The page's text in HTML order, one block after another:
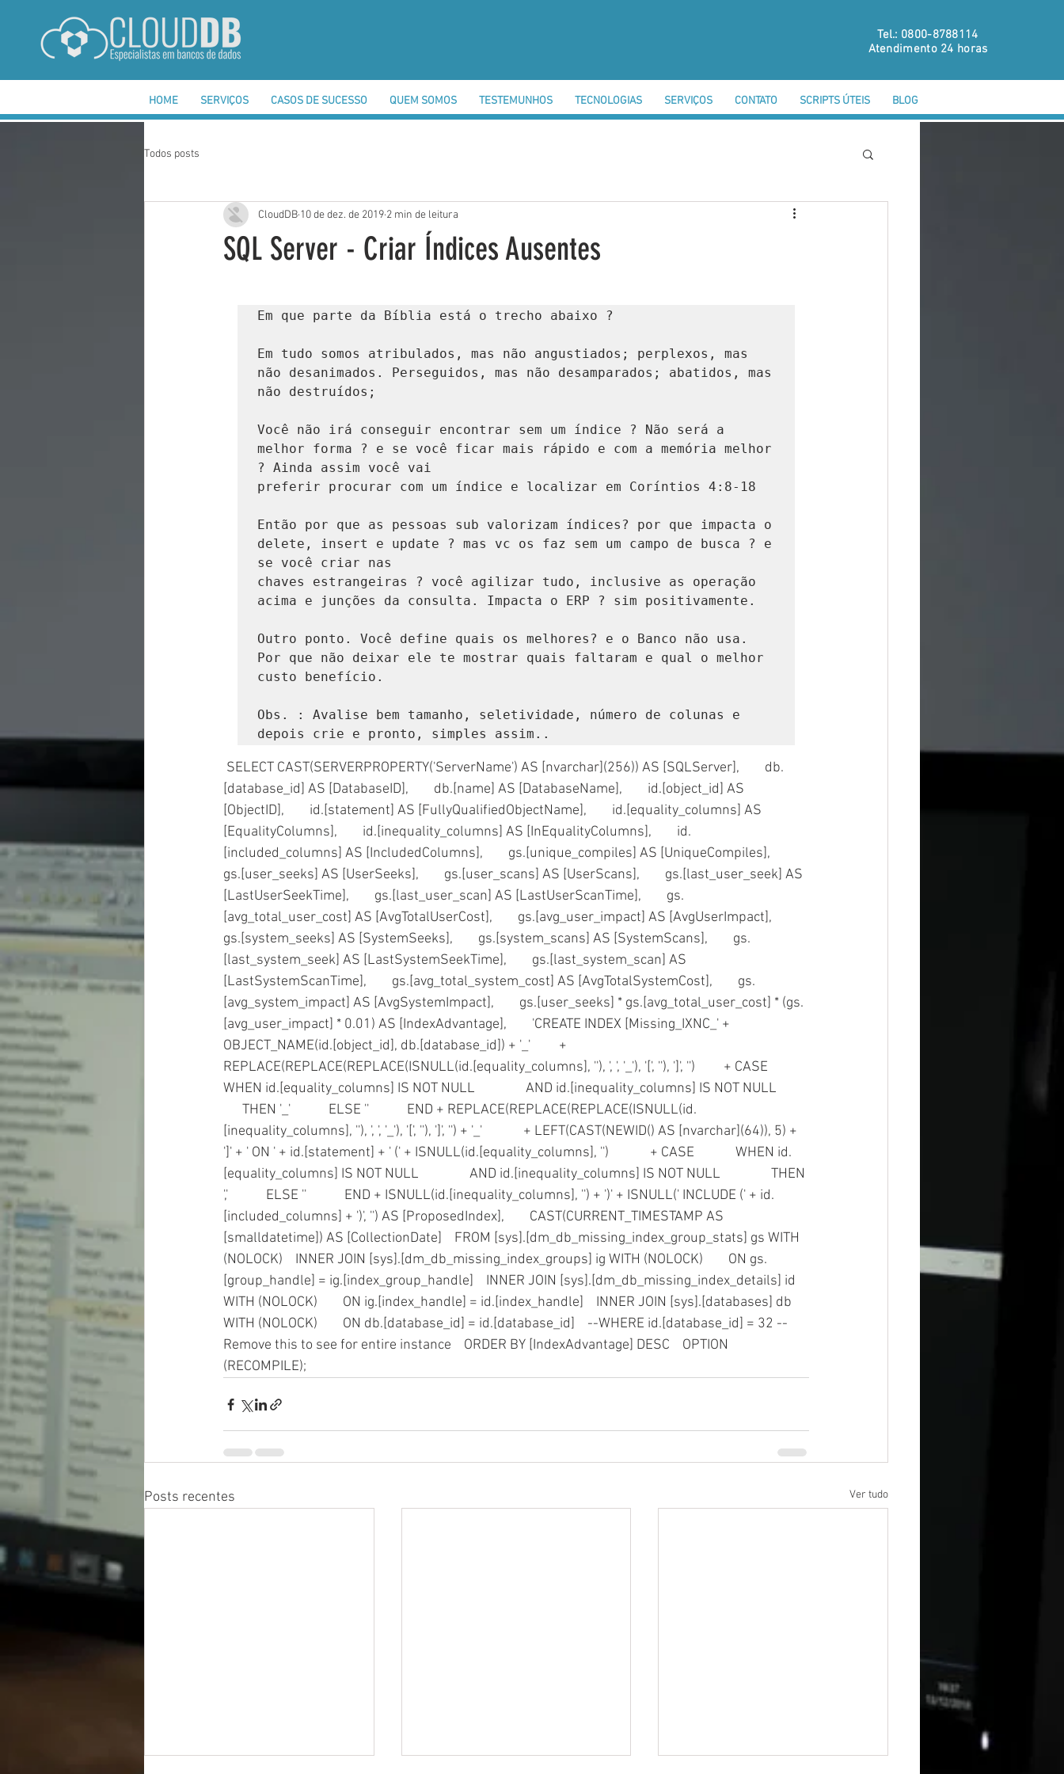
Tel.: 0800-8788114
Atendimento 24 horas
HOME SERVIÇOS CASOS DE SUCESSO QUEM SOMOS TESTEMUNHOS TECNOLOGIAS SERVIÇOS CONTATO SCRIPTS ÚTEIS BLOG
Todos posts
SQL Server - Criar Índices Ausentes
CloudDB 10 de dez. de 2019 2 min de leitura
Em que parte da Bíblia está o trecho abaixo ?
Em tudo somos atribulados, mas não angustiados; perplexos, mas
não desanimados. Perseguidos, mas não desamparados; abatidos, mas
não destruídos;
Você não irá conseguir encontrar sem um índice ? Não será a
melhor forma ? e se você ficar mais rápido e com a memória melhor
? Ainda assim você vai
preferir procurar com um índice e localizar em Coríntios 4:8-18
Então por que as pessoas sub valorizam índices? por que impacta o
delete, insert e update ? mas vc os faz sem um campo de busca ? e
se você criar nas
chaves estrangeiras ? você agilizar tudo, inclusive as operação
acima e junções da consulta. Impacta o ERP ? sim positivamente.
Outro ponto. Você define quais os melhores? e o Banco não usa.
Por que não deixar ele te mostrar quais faltaram e qual o melhor
custo benefício.
Obs. : Avalise bem tamanho, seletividade, número de colunas e
depois crie e pronto, simples assim..
[database_id] AS [DatabaseID],        db.[name] AS [DatabaseName],        id.[object_id] AS
[ObjectID],        id.[statement] AS [FullyQualifiedObjectName],        id.[equality_columns] AS
[EqualityColumns],        id.[inequality_columns] AS [InEqualityColumns],        id.
[included_columns] AS [IncludedColumns],        gs.[unique_compiles] AS [UniqueCompiles],
gs.[user_seeks] AS [UserSeeks],        gs.[user_scans] AS [UserScans],        gs.[last_user_seek] AS
[LastUserSeekTime],        gs.[last_user_scan] AS [LastUserScanTime],        gs.
[avg_total_user_cost] AS [AvgTotalUserCost],        gs.[avg_user_impact] AS [AvgUserImpact],
gs.[system_seeks] AS [SystemSeeks],        gs.[system_scans] AS [SystemScans],        gs.
[last_system_seek] AS [LastSystemSeekTime],        gs.[last_system_scan] AS
[LastSystemScanTime],        gs.[avg_total_system_cost] AS [AvgTotalSystemCost],        gs.
[avg_system_impact] AS [AvgSystemImpact],        gs.[user_seeks] * gs.[avg_total_user_cost] * (gs.
[avg_user_impact] * 0.01) AS [IndexAdvantage],        'CREATE INDEX [Missing_IXNC_' +
OBJECT_NAME(id.[object_id], db.[database_id]) + '_'         +
REPLACE(REPLACE(REPLACE(ISNULL(id.[equality_columns], ''), ', ', '_'), '[', ''), ']', '')         + CASE
WHEN id.[equality_columns] IS NOT NULL                AND id.[inequality_columns] IS NOT NULL
      THEN '_'            ELSE ''            END + REPLACE(REPLACE(REPLACE(ISNULL(id.
[inequality_columns], ''), ', ', '_'), '[', ''), ']', '') + '_'             + LEFT(CAST(NEWID() AS [nvarchar](64)), 5) +
']' + ' ON ' + id.[statement] + ' (' + ISNULL(id.[equality_columns], '')             + CASE             WHEN id.
[equality_columns] IS NOT NULL                AND id.[inequality_columns] IS NOT NULL                THEN
','            ELSE ''            END + ISNULL(id.[inequality_columns], '') + ')' + ISNULL(' INCLUDE (' + id.
[included_columns] + ')', '') AS [ProposedIndex],        CAST(CURRENT_TIMESTAMP AS
[smalldatetime]) AS [CollectionDate]    FROM [sys].[dm_db_missing_index_group_stats] gs WITH
(NOLOCK)    INNER JOIN [sys].[dm_db_missing_index_groups] ig WITH (NOLOCK)        ON gs.
[group_handle] = ig.[index_group_handle]    INNER JOIN [sys].[dm_db_missing_index_details] id
WITH (NOLOCK)        ON ig.[index_handle] = id.[index_handle]    INNER JOIN [sys].[databases] db
WITH (NOLOCK)        ON db.[database_id] = id.[database_id]    --WHERE id.[database_id] = 32 --
Remove this to see for entire instance    ORDER BY [IndexAdvantage] DESC    OPTION
(RECOMPILE);
Posts recentes Ver tudo